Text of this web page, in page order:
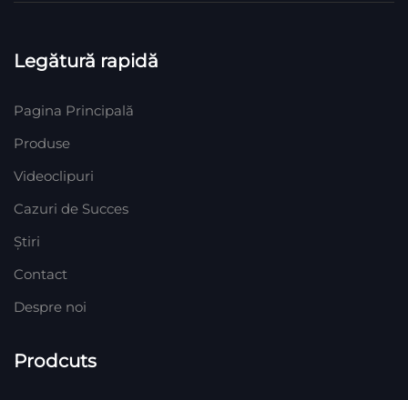
Legătură rapidă
Pagina Principală
Produse
Videoclipuri
Cazuri de Succes
Știri
Contact
Despre noi
Prodcuts